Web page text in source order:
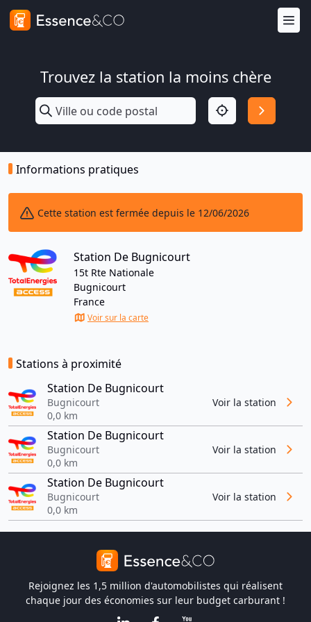
Trouvez la station la moins chère
Informations pratiques
Cette station est fermée depuis le 12/06/2026
Station De Bugnicourt
15t Rte Nationale
Bugnicourt
France
Voir sur la carte
Stations à proximité
Station De Bugnicourt
Bugnicourt
0,0 km
Voir la station
Station De Bugnicourt
Bugnicourt
0,0 km
Voir la station
Station De Bugnicourt
Bugnicourt
0,0 km
Voir la station
Rejoignez les 1,5 million d'automobilistes qui réalisent
chaque jour des économies sur leur budget carburant !